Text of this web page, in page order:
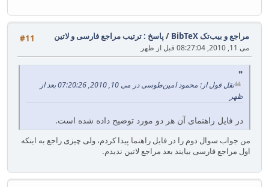
#11 مراجع و بیب‌تک BibTeX / پاسخ : ترتیب مراجع فارسی و لاتین
می 11, 2010, 08:27:04 قبل از ظهر
نقل قول از: محمود امین‌طوسی در می 10, 2010, 07:20:26 بعد از
ظهر
در فایل راهنمای آن هر دو مورد توضیح داده شده است.
من جواب سوال دوم را در فایل راهنما پیدا کردم، ولی چیزی راجع به اینکه
اول مراجع فارسی بیایند بعد مراجع لاتین ندیدم.